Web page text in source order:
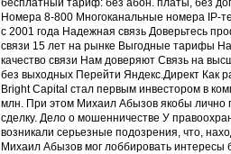
бесплатный тариф: без абон. платы, без
Номера 8-800 Многоканальные номера IP-
с 2001 года Надежная связь Доверьтесь
связи 15 лет на рынке Выгодные тарифы
качество связи Нам доверяют Связь на
без выходных Перейти Яндекс.Директ Как
Bright Capital стал первым инвестором в
млн. При этом Михаил Абызов якобы
сделку. Дело о мошенничестве У
возникали серьезные подозрения, что,
Михаил Абызов мог лоббировать интересы